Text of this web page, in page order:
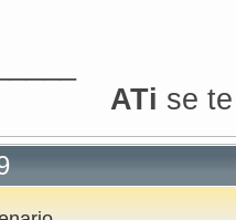
ATi se